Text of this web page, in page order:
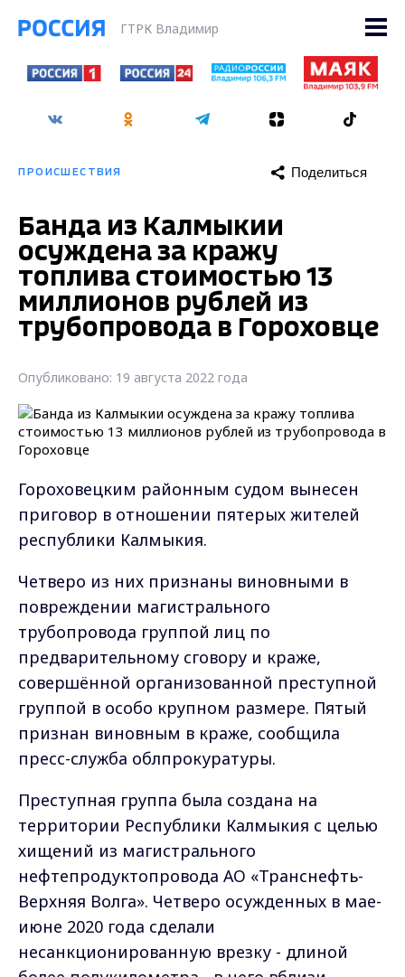
ГТРК Владимир
ПРОИСШЕСТВИЯ Поделиться
Банда из Калмыкии
осуждена за кражу
топлива стоимостью 13
миллионов рублей из
трубопровода в Гороховце
Опубликовано: 19 августа 2022 года
Гороховецким районным судом вынесен
приговор в отношении пятерых жителей
республики Калмыкия.
Четверо из них признаны виновными в
повреждении магистрального
трубопровода группой лиц по
предварительному сговору и краже,
совершённой организованной преступной
группой в особо крупном размере. Пятый
признан виновным в краже, сообщила
пресс-служба облпрокуратуры.
Преступная группа была создана на
территории Республики Калмыкия с целью
хищений из магистрального
нефтепродуктопровода АО «Транснефть-
Верхняя Волга». Четверо осужденных в мае-
июне 2020 года сделали
несанкционированную врезку - длиной